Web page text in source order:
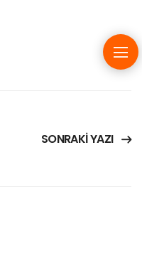
SONRAKI YAZI